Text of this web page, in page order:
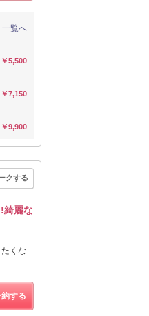
一覧へ
￥5,500
￥7,150
￥9,900
クする
綺麗な
くな
する